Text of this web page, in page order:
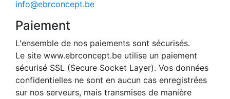
info@ebrconcept.be
Paiement
L'ensemble de nos paiements sont sécurisés.
Le site www.ebrconcept.be utilise un paiement
sécurisé SSL (Secure Socket Layer). Vos données
confidentielles ne sont en aucun cas enregistrées
sur nos serveurs, mais transmises de manière